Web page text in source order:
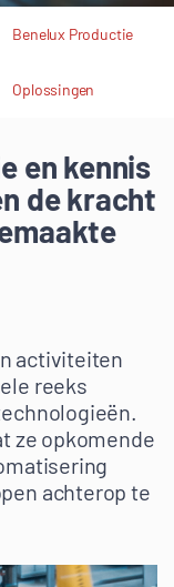
Benelux Productie
Oplossingen
en kennis
de kracht
activiteiten
reeks
ze opkomende
achterop te